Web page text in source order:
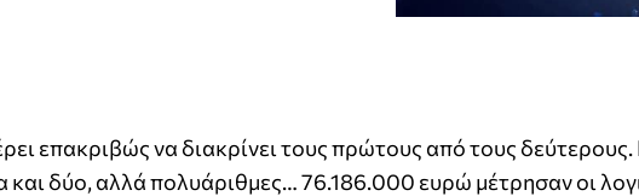
επακριβώς να διακρίνει τους πρώτους από τους
και δύο, αλλά πολυάριθμες… 76.186.000 ευρώ μέτρησαν οι